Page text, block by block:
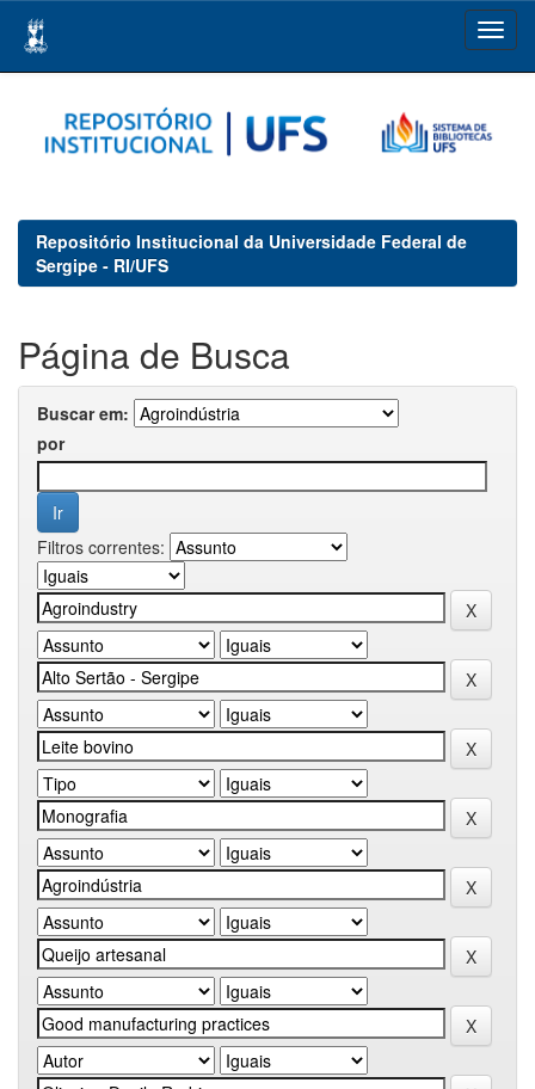
navigation
Repositório Institucional da Universidade Federal de
Sergipe - RI/UFS
Página de Busca
Buscar em:
por
Filtros correntes: